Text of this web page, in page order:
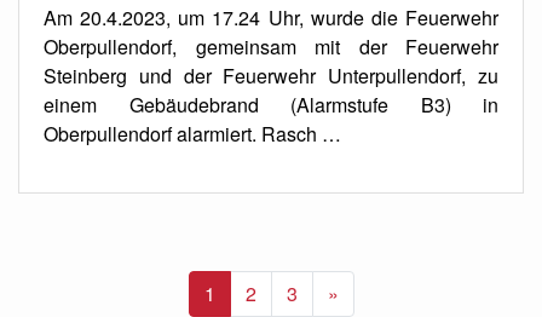
Am 20.4.2023, um 17.24 Uhr, wurde die Feuerwehr
Oberpullendorf, gemeinsam mit der Feuerwehr
Steinberg und der Feuerwehr Unterpullendorf, zu
einem Gebäudebrand (Alarmstufe B3) in
Oberpullendorf alarmiert. Rasch …
1 2 3 »Nächste